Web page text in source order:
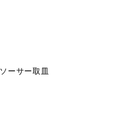
ソーサー取皿